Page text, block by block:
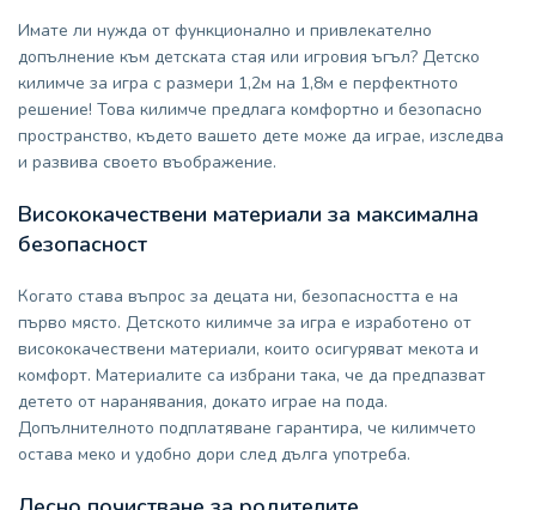
Имате ли нужда от функционално и привлекателно
допълнение към детската стая или игровия ъгъл? Детско
килимче за игра с размери 1,2м на 1,8м е перфектното
решение! Това килимче предлага комфортно и безопасно
пространство, където вашето дете може да играе, изследва
и развива своето въображение.
Висококачествени материали за максимална
безопасност
Когато става въпрос за децата ни, безопасността е на
първо място. Детското килимче за игра е изработено от
висококачествени материали, които осигуряват мекота и
комфорт. Материалите са избрани така, че да предпазват
детето от наранявания, докато играе на пода.
Допълнителното подплатяване гарантира, че килимчето
остава меко и удобно дори след дълга употреба.